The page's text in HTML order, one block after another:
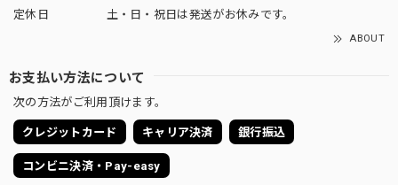
定休日 土・日・祝日は発送がお休みです。
ABOUT
お支払い方法について
次の方法がご利用頂けます。
クレジットカード キャリア決済 銀行振込
コンビニ決済・Pay-easy